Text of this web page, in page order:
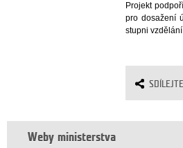
Projekt
pro dosažení
stupni
SDÍLEJTE
Weby ministerstva